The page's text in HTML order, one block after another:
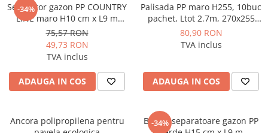
Ventilatoare pentru tubulatura
Filtrare si odorizare aer
Recuperatoare de caldura
ventilatie si climatizare
-34%
Separator gazon PP COUNTRY
LINE maro H10 cm x L9 m
Vodaland gama Terra
75,57 RON
49,73 RON
TVA inclus
ADAUGA IN COS
Palisada PP maro H255, 10buc
pachet, Ltot 2.7m, 270x255
Vodaland gama Terra
80,90 RON
TVA inclus
ADAUGA IN COS
Ancora polipropilena pentru
-34%
Banda separatoare gazon PP